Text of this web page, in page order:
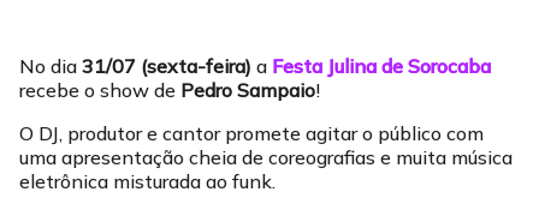
No dia 31/07 (sexta-feira) a Festa Julina de Sorocaba
recebe o show de Pedro Sampaio!
O DJ, produtor e cantor promete agitar o público com
uma apresentação cheia de coreografias e muita música
eletrônica misturada ao funk.